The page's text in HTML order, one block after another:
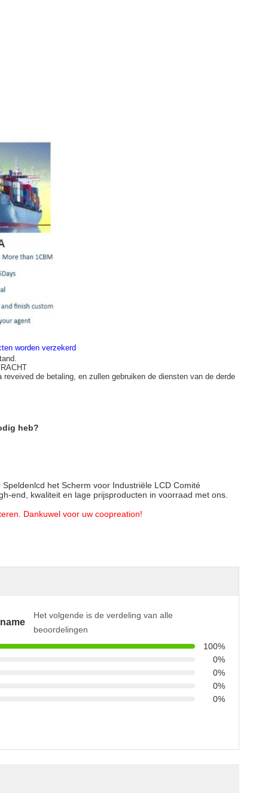
worden verzekerd
de betaling, en zullen gebruiken de diensten van de derde
heb?
het Scherm voor Industriële LCD Comité
end, kwaliteit en lage prijsproducten in voorraad met ons.
Dankuwel voor uw coopreation!
Het volgende is de verdeling van alle
beoordelingen
100%
0%
0%
0%
0%